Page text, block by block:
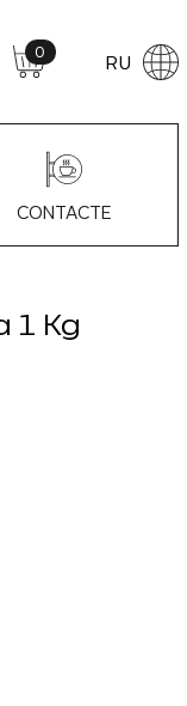
0 RU
CONTACTE
1 Kg